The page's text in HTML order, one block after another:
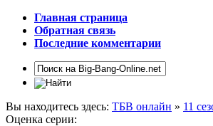
Главная страница
Обратная связь
Последние комментарии
Вы находитесь здесь: ТБВ онлайн » 11
Оценка серии: